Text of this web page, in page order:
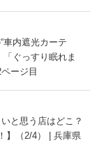
車内遮光カーテ
ぐっすり眠れま
ージ目
と思う店はどこ？
】（2/4） | 兵庫県